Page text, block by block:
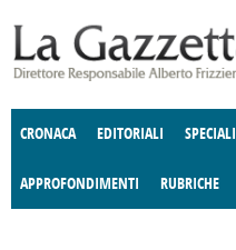
CRONACA EDITORIALI SPECIALI
APPROFONDIMENTI RUBRICHE